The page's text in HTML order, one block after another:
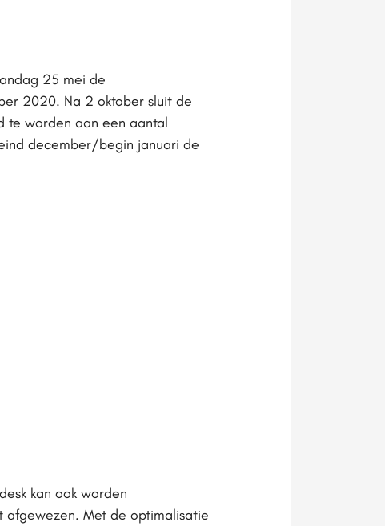
25 mei de
2020. Na 2 oktober sluit de
te worden aan een aantal
december/begin januari de
kan ook worden
Met de optimalisatie